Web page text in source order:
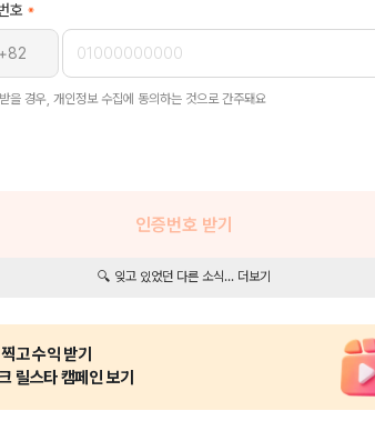
호
+82
을 경우, 개인정보 수집에 동의하는 것으로 간주돼요
인증번호 받기
🔍 잊고 있었던 다른 소식... 더보기
고 수익 받기
릴스타 캠페인 보기